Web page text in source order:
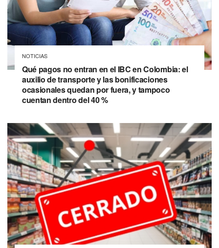
NOTICIAS
Qué pagos no entran en el IBC en Colombia: el
auxilio de transporte y las bonificaciones
ocasionales quedan por fuera, y tampoco
cuentan dentro del 40 %